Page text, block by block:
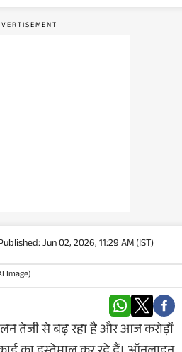
Jun 02, 2026, 11:29 AM (IST)
Image)
तेजी से बढ़ रहा है और आज करोड़ों